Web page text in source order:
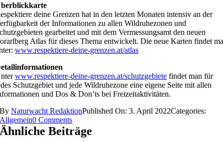
deine Grenzen hat in den letzten Monaten intensiv an der
der Informationen zu allen Wildruhezonen und
gearbeitet und mit dem Vermessungsamt den neuen
Atlas für dieses Thema entwickelt. Die neue Karten findet
www.respektiere-deine-grenzen.at/atlas
www.respektiere-deine-grenzen.at/schutzgebiete findet man für
Schutzgebiet und jede Wildruhezone eine eigene Seite mit allen
und Dos & Don’ts bei Freizeitaktivitäten.
ByNaturwacht RedaktionPublished On: 3. April 2022Categories:
Allgemein0 Commentson
Überblick
Schutz-
Ähnliche Beiträge